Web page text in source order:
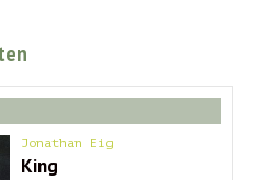
Jonathan Eig
King